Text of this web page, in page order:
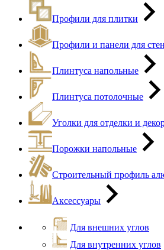
Профили для плитки
Профили и панели для стен
Плинтуса напольные
Плинтуса потолочные
Уголки для отделки и
Порожки напольные
Строительный профиль
Аксессуары
Для внешних углов
Для внутренних углов